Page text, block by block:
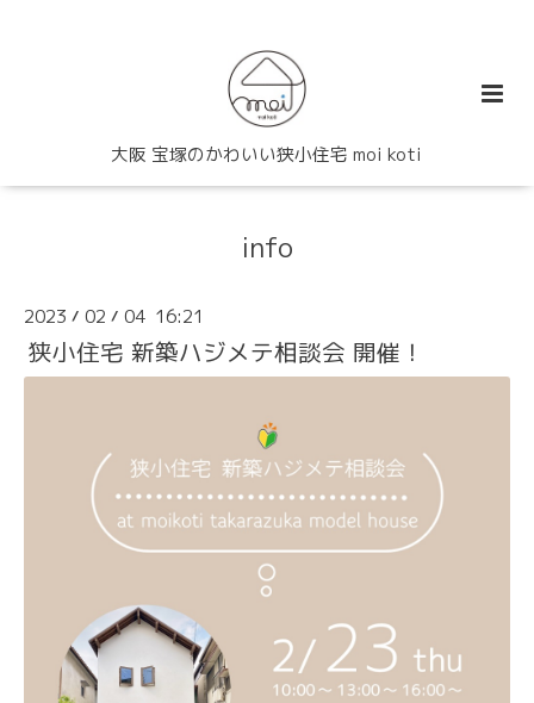
大阪 宝塚のかわいい狭小住宅 moi koti
info
2023 / 02 / 04 16:21
狭小住宅 新築ハジメテ相談会 開催！